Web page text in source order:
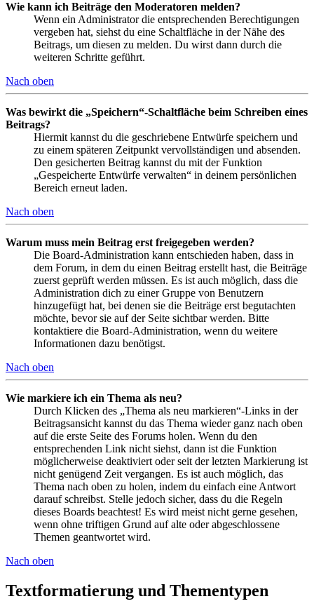
Wie kann ich Beiträge den Moderatoren melden?
Wenn ein Administrator die entsprechenden Berechtigungen
vergeben hat, siehst du eine Schaltfläche in der Nähe des
Beitrags, um diesen zu melden. Du wirst dann durch die
weiteren Schritte geführt.
Nach oben
Was bewirkt die „Speichern“-Schaltfläche beim Schreiben eines
Beitrags?
Hiermit kannst du die geschriebene Entwürfe speichern und
zu einem späteren Zeitpunkt vervollständigen und absenden.
Den gesicherten Beitrag kannst du mit der Funktion
„Gespeicherte Entwürfe verwalten“ in deinem persönlichen
Bereich erneut laden.
Nach oben
Warum muss mein Beitrag erst freigegeben werden?
Die Board-Administration kann entschieden haben, dass in
dem Forum, in dem du einen Beitrag erstellt hast, die Beiträge
zuerst geprüft werden müssen. Es ist auch möglich, dass die
Administration dich zu einer Gruppe von Benutzern
hinzugefügt hat, bei denen sie die Beiträge erst begutachten
möchte, bevor sie auf der Seite sichtbar werden. Bitte
kontaktiere die Board-Administration, wenn du weitere
Informationen dazu benötigst.
Nach oben
Wie markiere ich ein Thema als neu?
Durch Klicken des „Thema als neu markieren“-Links in der
Beitragsansicht kannst du das Thema wieder ganz nach oben
auf die erste Seite des Forums holen. Wenn du den
entsprechenden Link nicht siehst, dann ist die Funktion
möglicherweise deaktiviert oder seit der letzten Markierung ist
nicht genügend Zeit vergangen. Es ist auch möglich, das
Thema nach oben zu holen, indem du einfach eine Antwort
darauf schreibst. Stelle jedoch sicher, dass du die Regeln
dieses Boards beachtest! Es wird meist nicht gerne gesehen,
wenn ohne triftigen Grund auf alte oder abgeschlossene
Themen geantwortet wird.
Nach oben
Textformatierung und Thementypen